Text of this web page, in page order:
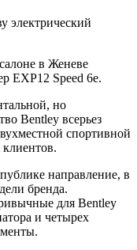
электрический
в Женеве
EXP12 Speed 6e.
но
Bentley всерьез
спортивной
направление, в
бренда.
для Bentley
и четырех